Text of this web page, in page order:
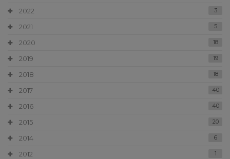
2022 3
2021 5
2020 18
2019 19
2018 18
2017 40
2016 40
2015 20
2014 6
2012 1